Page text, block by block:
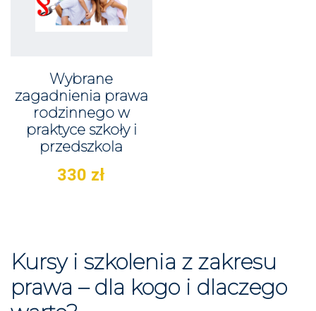
Wybrane
zagadnienia prawa
rodzinnego w
praktyce szkoły i
przedszkola
330 zł
Kursy i szkolenia z zakresu
prawa – dla kogo i dlaczego